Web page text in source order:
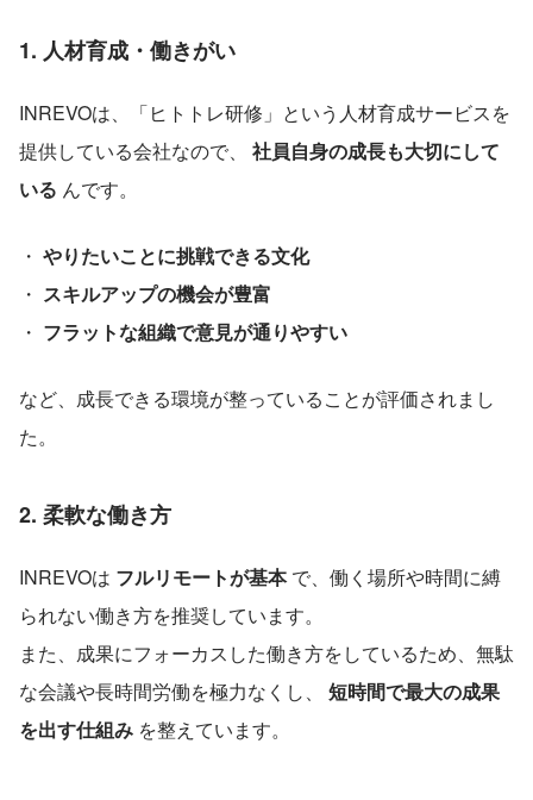
1. 人材育成・働きがい
INREVOは、「ヒトトレ研修」という人材育成サービスを
提供している会社なので、 社員自身の成長も大切にして
いる んです。
・ やりたいことに挑戦できる文化
・ スキルアップの機会が豊富
・ フラットな組織で意見が通りやすい
など、成長できる環境が整っていることが評価されまし
た。
2. 柔軟な働き方
INREVOは フルリモートが基本 で、働く場所や時間に縛
られない働き方を推奨しています。
また、成果にフォーカスした働き方をしているため、無駄
な会議や長時間労働を極力なくし、 短時間で最大の成果
を出す仕組み を整えています。